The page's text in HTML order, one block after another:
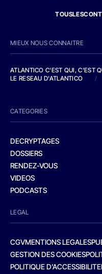
MIEUX NOUS CONNAITRE
ATLANTICO C'EST QUI, C'EST
LE RESEAU D'ATLANTICO
/
CATEGORIES
DECRYPTAGES
DOSSIERS
RENDEZ-VOUS
VIDEOS
PODCASTS
LEGAL
CGVMENTIONS LEGALES
GESTION DES COOKIES
POLITIQUE D’ACCESSIBILITE